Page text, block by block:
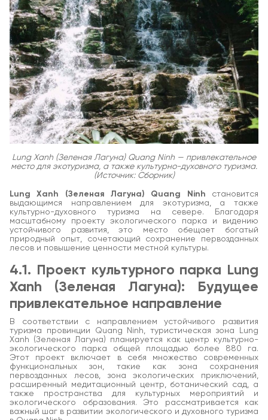
Lung Xanh (Зеленая Лагуна) Quang Ninh — привлекательное
место для экотуризма, а также культурно-духовного туризма.
(Источник: Сборник)
Lung Xanh (Зеленая Лагуна) Quang Ninh становится
выдающимся направлением для экотуризма, а также
культурно-духовного туризма на севере. Благодаря
масштабному проекту экологического парка и видению
устойчивого развития, это место обещает богатый
природный опыт, сочетающий сохранение первозданных
лесов и повышение ценности местной культуры.
4.1. Проект культурного парка Lung
Xanh (Зеленая Лагуна): Будущее
привлекательное направление
В соответствии с направлением устойчивого развития
туризма провинции Quang Ninh, туристическая зона Lung
Xanh (Зеленая Лагуна) планируется как центр культурно-
экологического парка общей площадью более 880 га.
Этот проект включает в себя множество современных
функциональных зон, такие как зона сохранения
первозданных лесов, зона экологических приключений,
расширенный медитационный центр, ботанический сад, а
также пространства для культурных мероприятий и
экологического образования. Это рассматривается как
важный шаг в развитии экологического и духовного туризма